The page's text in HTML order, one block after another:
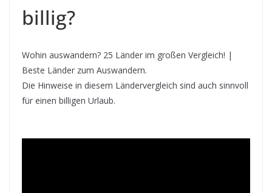
billig?
Wohin auswandern? 25 Länder im großen Vergleich! |
Beste Länder zum Auswandern.
Die Hinweise in diesem Ländervergleich sind auch sinnvoll
für einen billigen Urlaub.